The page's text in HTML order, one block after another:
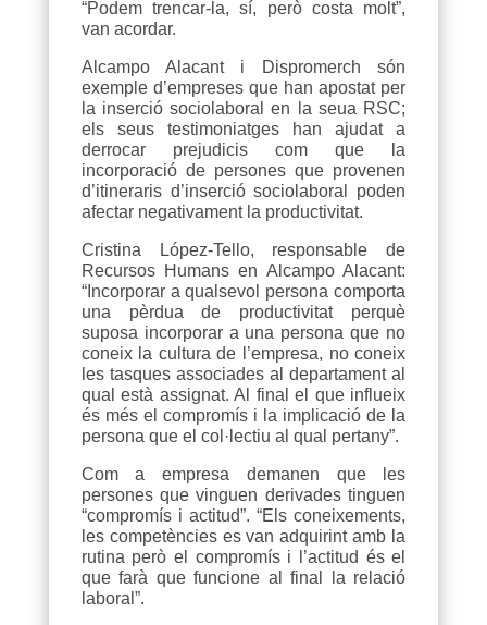
“Podem trencar-la, sí, però costa molt”,
van acordar.
Alcampo Alacant i Dispromerch són
exemple d’empreses que han apostat per
la inserció sociolaboral en la seua RSC;
els seus testimoniatges han ajudat a
derrocar prejudicis com que la
incorporació de persones que provenen
d’itineraris d’inserció sociolaboral poden
afectar negativament la productivitat.
Cristina López-Tello, responsable de
Recursos Humans en Alcampo Alacant:
“Incorporar a qualsevol persona comporta
una pèrdua de productivitat perquè
suposa incorporar a una persona que no
coneix la cultura de l’empresa, no coneix
les tasques associades al departament al
qual està assignat. Al final el que influeix
és més el compromís i la implicació de la
persona que el col·lectiu al qual pertany”.
Com a empresa demanen que les
persones que vinguen derivades tinguen
“compromís i actitud”. “Els coneixements,
les competències es van adquirint amb la
rutina però el compromís i l’actitud és el
que farà que funcione al final la relació
laboral”.